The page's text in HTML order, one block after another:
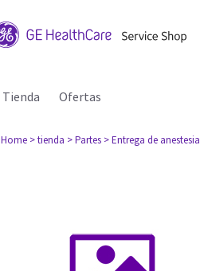
Tienda Ofertas
Home > tienda > Partes > Entrega de anestesia